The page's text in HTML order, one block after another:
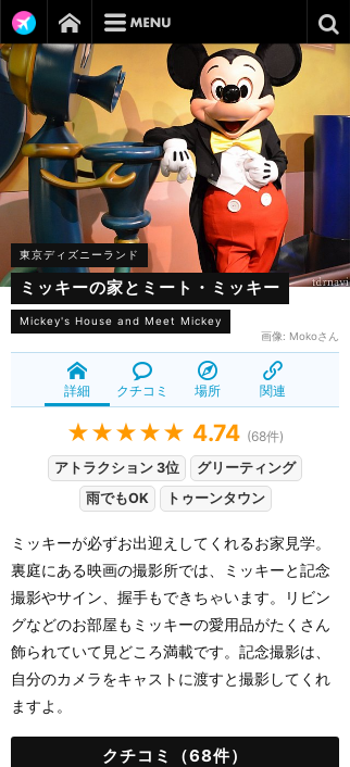
東京ディズニーランド
ミッキーの家とミート・ミッキー
Mickey's House and Meet Mickey
画像: Mokoさん
詳細 クチコミ 場所 関連
★★★★★ 4.74 (68件)
アトラクション 3位
グリーティング
雨でもOK
トゥーンタウン
ミッキーが必ずお出迎えしてくれるお家見学。
裏庭にある映画の撮影所では、ミッキーと記念
撮影やサイン、握手もできちゃいます。リビン
グなどのお部屋もミッキーの愛用品がたくさん
飾られていて見どころ満載です。記念撮影は、
自分のカメラをキャストに渡すと撮影してくれ
ますよ。
クチコミ（68件）